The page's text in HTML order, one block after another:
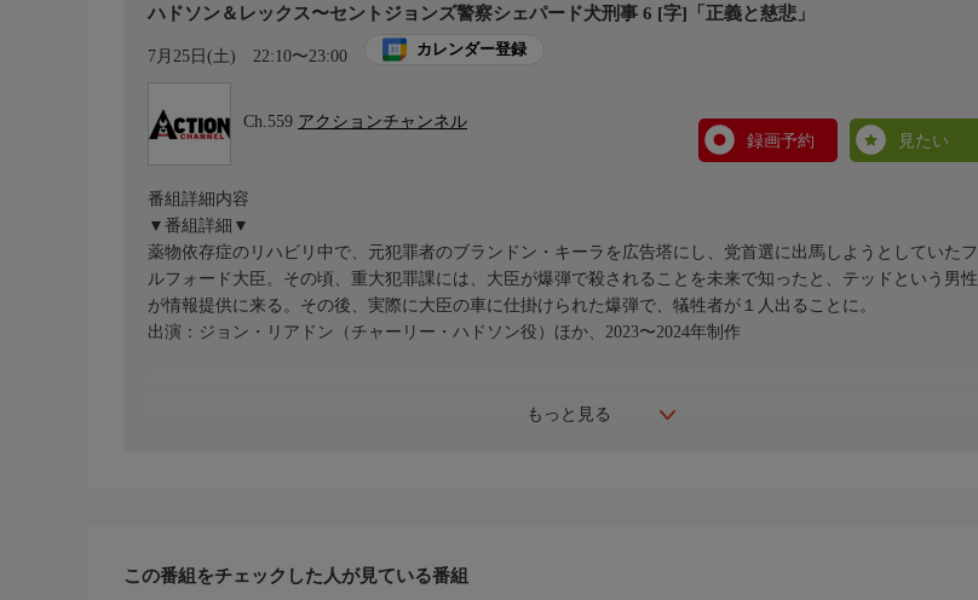
ハドソン＆レックス〜セントジョンズ警察シェパード犬刑事 6 [字]「正義と慈悲」
7月25日(土) 22:10〜23:00 カレンダー登録
Ch.559 アクションチャンネル
録画予約
見たい
もっと見る
番組詳細内容
▼番組詳細▼
薬物依存症のリハビリ中で、元犯罪者のブランドン・キーラを広告塔にし、党首選に出馬しようとしていたフ
ルフォード大臣。その頃、重大犯罪課には、大臣が爆弾で殺されることを未来で知ったと、テッドという男性
が情報提供に来る。その後、実際に大臣の車に仕掛けられた爆弾で、犠牲者が１人出ることに。
出演：ジョン・リアドン（チャーリー・ハドソン役）ほか、2023〜2024年制作
この番組をチェックした人が見ている番組